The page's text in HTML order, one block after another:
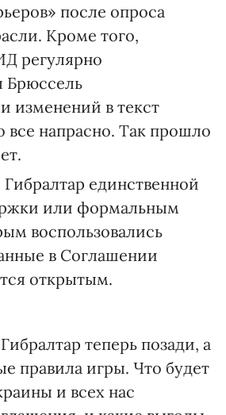
после опроса
Кроме того,
регулярно
Брюссель
изменений в текст
все напрасно. Так прошло
единственной
или формальным
воспользовались
в Соглашении
открытым.
теперь позади, а
правила игры. Что будет
и всех нас